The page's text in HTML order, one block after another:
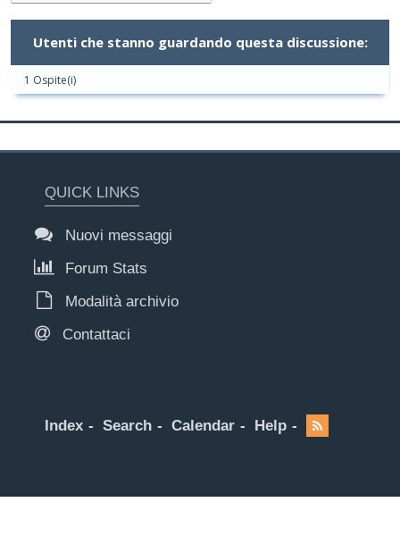
Utenti che stanno guardando questa discussione:
1 Ospite(i)
QUICK LINKS
Nuovi messaggi
Forum Stats
Modalità archivio
Contattaci
Index Search Calendar Help